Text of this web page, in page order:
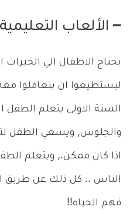
– الألعاب
يحتاج الاطفال الي
ليستطيعوا ان يتعاملوا
السنة الاولى يتعلم الطفل
والجلوس, ويسعي الطفل
اذا كان ممكن., ويتعلم
الناس .. كل ذلك عن طريق
فهم الحياه!!